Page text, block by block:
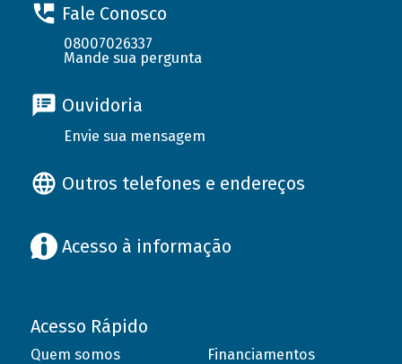
Fale Conosco
08007026337
Mande sua pergunta
Ouvidoria
Envie sua mensagem
Outros telefones e endereços
Acesso à informação
Acesso Rápido
Quem somos
Financiamentos